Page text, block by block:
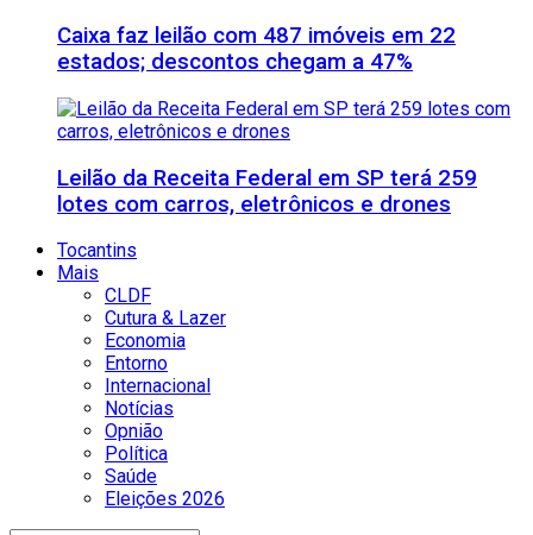
Caixa faz leilão com 487 imóveis em 22
estados; descontos chegam a 47%
Leilão da Receita Federal em SP terá 259
lotes com carros, eletrônicos e drones
Tocantins
Mais
CLDF
Cutura & Lazer
Economia
Entorno
Internacional
Notícias
Opnião
Política
Saúde
Eleições 2026